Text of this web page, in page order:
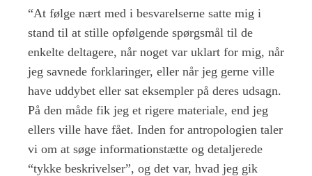
“At følge nært med i besvarelserne satte mig i
stand til at stille opfølgende spørgsmål til de
enkelte deltagere, når noget var uklart for mig, når
jeg savnede forklaringer, eller når jeg gerne ville
have uddybet eller sat eksempler på deres udsagn.
På den måde fik jeg et rigere materiale, end jeg
ellers ville have fået. Inden for antropologien taler
vi om at søge informationstætte og detaljerede
“tykke beskrivelser”, og det var, hvad jeg gik